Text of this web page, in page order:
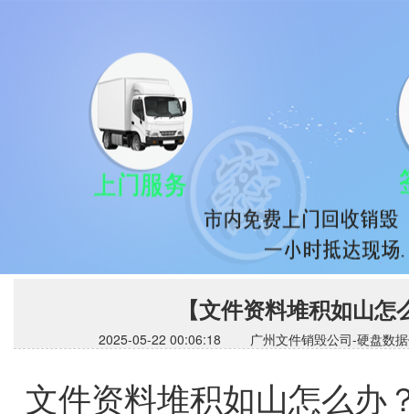
【文件资料堆积如山
2025-05-22 00:06:18 广州文件销毁公司-硬盘数
文件资料堆积如山怎么办